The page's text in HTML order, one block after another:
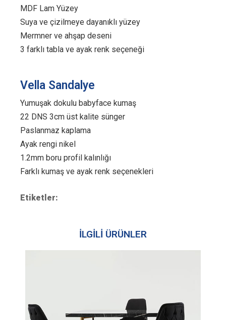
MDF Lam Yüzey
Suya ve çizilmeye dayanıklı yüzey
Mermner ve ahşap deseni
3 farklı tabla ve ayak renk seçeneği
Vella Sandalye
Yumuşak dokulu babyface kumaş
22 DNS 3cm üst kalite sünger
Paslanmaz kaplama
Ayak rengi nikel
1.2mm boru profil kalınlığı
Farklı kumaş ve ayak renk seçenekleri
Etiketler:
İLGİLİ ÜRÜNLER